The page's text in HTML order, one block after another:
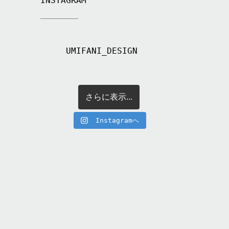
UMIFANI_DESIGN
さらに表示...
Instagramへ